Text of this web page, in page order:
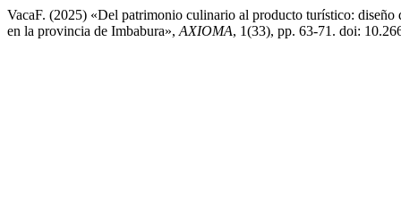
VacaF. (2025) «Del patrimonio culinario al producto turístico: diseño
en la provincia de Imbabura», AXIOMA, 1(33), pp. 63-71. doi: